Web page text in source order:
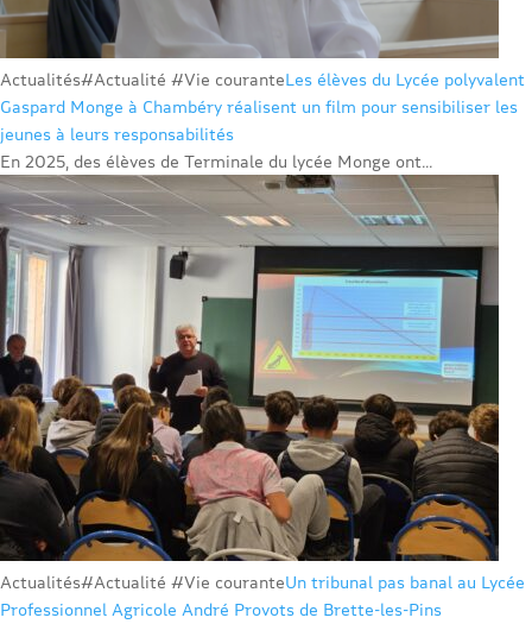
Actualités#Actualité #Vie couranteLes élèves du Lycée polyvalent
Gaspard Monge à Chambéry réalisent un film pour sensibiliser les
jeunes à leurs responsabilités
En 2025, des élèves de Terminale du lycée Monge ont...
Actualités#Actualité #Vie couranteUn tribunal pas banal au Lycée
Professionnel Agricole André Provots de Brette-les-Pins